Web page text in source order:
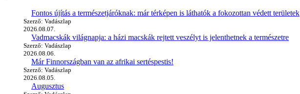
Fontos újítás a természetjáróknak: már térképen is láthatók a fokozottan védett területek
Szerző: Vadászlap
2026.08.07.
Vadmacskák világnapja: a házi macskák rejtett veszélyt is jelenthetnek a természetre
Szerző: Vadászlap
2026.08.06.
Már Finnországban van az afrikai sertéspestis!
Szerző: Vadászlap
2026.08.05.
Augusztus